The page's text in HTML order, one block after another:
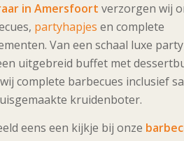
in Amersfoort verzorgen wij
partyhapjes en complete
Van een schaal luxe
uitgebreid buffet met
complete barbecues inclusief
kruidenboter.
eens een kijkje bij onze